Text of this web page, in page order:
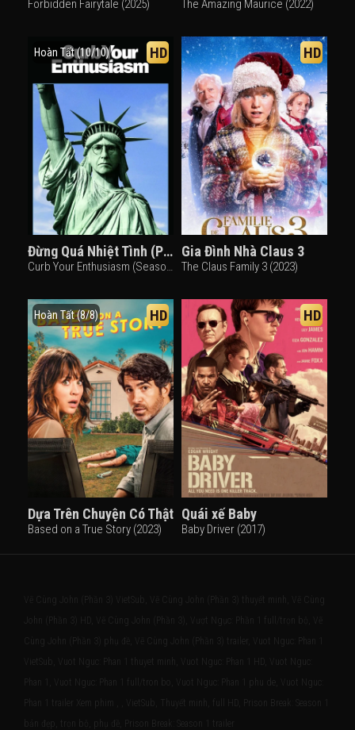
Forbidden Fairytale (2025) The Amazing Maurice (2022)
Hoàn Tất (10/10) HD
Đừng Quá Nhiệt Tình (Phần 8)
Curb Your Enthusiasm (Season 8) (2011)
HD
Gia Đình Nhà Claus 3
The Claus Family 3 (2023)
Hoàn Tất (8/8) HD
Dựa Trên Chuyện Có Thật
Based on a True Story (2023)
HD
Quái xế Baby
Baby Driver (2017)
Vẽ Cùng John (Phần 3) VietSub, Vẽ Cùng John (Phần 3) thuyết minh, Vẽ Cùng
John (Phần 3) HD, Vẽ Cùng John (Phần 3), Vượt Ngục: Phần 1 full/trọn bộ, Vẽ
Cùng John (Phần 3) phụ đề, Vẽ Cùng John (Phần 3) trailer, Vuot Nguc: Phan 1
VietSub, Vuot Nguc: Phan 1 thuyet minh, Vuot Nguc: Phan 1 HD, Vuot Nguc:
Phan 1, Vuot Nguc: Phan 1 full/tron bo, Vuot Nguc: Phan 1 phu de, Vuot Nguc:
Phan 1 trailer Xem phim , , VietSub, Thuyết minh, full HD, Prison Break: Season 1
bản đẹp, trọn bộ, phụ đề, Prison Break: Season 1 trailer